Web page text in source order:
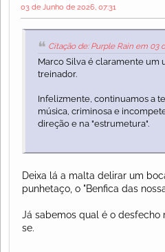
03 de Junho de 2026, 07:31
Citação de: Purple Rain em 03
Marco Silva é claramente um
treinador.
Infelizmente, continuamos a
música, criminosa e
direção e na "estrumetura".
Deixa lá a malta delirar um
punhetaço, o "Benfica das
Já sabemos qual é o desfecho
se.